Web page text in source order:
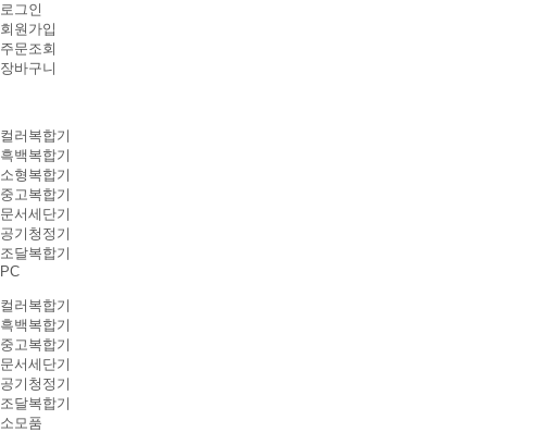
로그인
회원가입
주문조회
장바구니
컬러복합기
흑백복합기
소형복합기
중고복합기
문서세단기
공기청정기
조달복합기
PC
컬러복합기
흑백복합기
중고복합기
문서세단기
공기청정기
조달복합기
소모품